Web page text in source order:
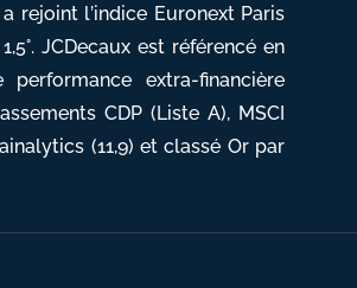
a rejoint l’indice Euronext Paris
JCDecaux est référencé en
performance extra-financière
CDP (Liste A), MSCI
(11,9) et classé Or par